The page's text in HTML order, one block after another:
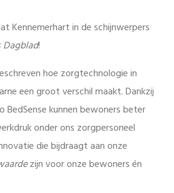
Kennemerhart in de schijnwerpers
Dagblad!
hoe zorgtechnologie in
een groot verschil maakt. Dankzij
kunnen bewoners beter
onder ons zorgpersoneel
die bijdraagt aan onze
zijn voor onze bewoners én